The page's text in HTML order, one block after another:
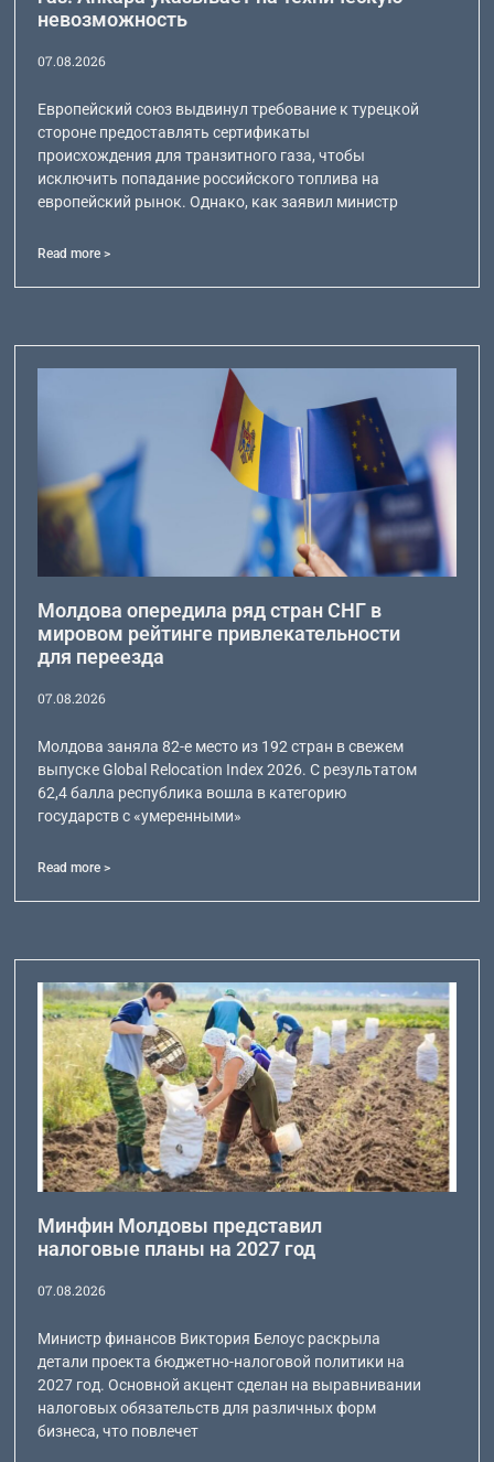
невозможность
07.08.2026
Европейский союз выдвинул требование к турецкой
стороне предоставлять сертификаты
происхождения для транзитного газа, чтобы
исключить попадание российского топлива на
европейский рынок. Однако, как заявил министр
Read more >
Молдова опередила ряд стран СНГ в
мировом рейтинге привлекательности
для переезда
07.08.2026
Молдова заняла 82-е место из 192 стран в свежем
выпуске Global Relocation Index 2026. С результатом
62,4 балла республика вошла в категорию
государств с «умеренными»
Read more >
Минфин Молдовы представил
налоговые планы на 2027 год
07.08.2026
Министр финансов Виктория Белоус раскрыла
детали проекта бюджетно-налоговой политики на
2027 год. Основной акцент сделан на выравнивании
налоговых обязательств для различных форм
бизнеса, что повлечет